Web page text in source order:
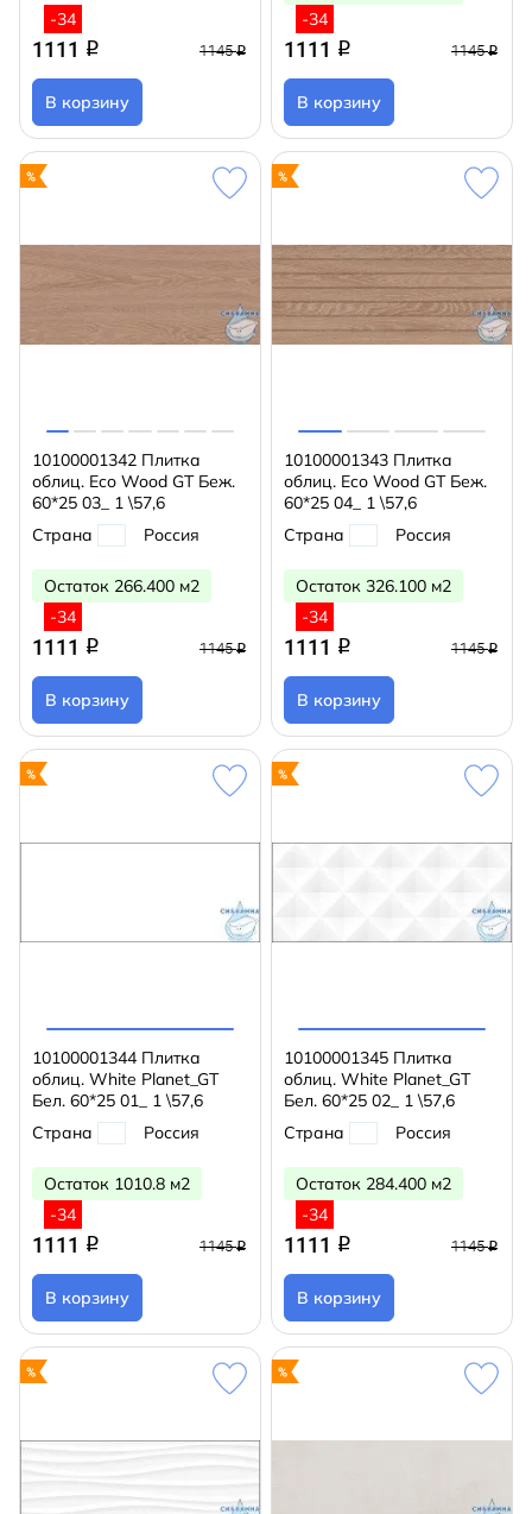
-34
1111 q 1145q
В корзину
-34
1111 q 1145q
В корзину
10100001342 Плитка
облиц. Eco Wood GT Беж.
60*25 03_ 1 \57,6
Страна
Россия
Остаток 266.400 м2
-34
1111 q 1145q
В корзину
10100001343 Плитка
облиц. Eco Wood GT Беж.
60*25 04_ 1 \57,6
Страна
Россия
Остаток 326.100 м2
-34
1111 q 1145q
В корзину
10100001344 Плитка
облиц. White Planet_GT
Бел. 60*25 01_ 1 \57,6
Страна
Россия
Остаток 1010.8 м2
-34
1111 q 1145q
В корзину
10100001345 Плитка
облиц. White Planet_GT
Бел. 60*25 02_ 1 \57,6
Страна
Россия
Остаток 284.400 м2
-34
1111 q 1145q
В корзину